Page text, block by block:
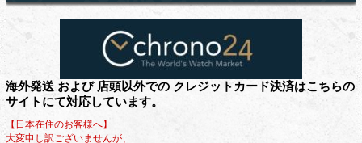
海外発送 および 店頭以外での クレジットカード決済はこちらの
サイトにて対応しています。
【日本在住のお客様へ】
大変申し訳ございませんが、